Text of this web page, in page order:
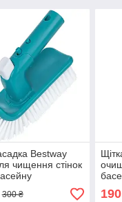
Bestway
чищення стінок
300 ₴ 190